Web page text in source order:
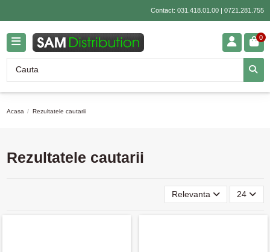
Contact: 031.418.01.00| 0721.281.755
0
Acasa Rezultatele cautarii
Rezultatele cautarii
Relevanta 24